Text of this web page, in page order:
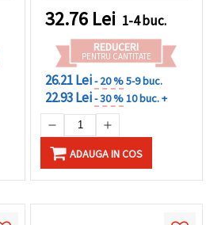
amigurumi & proiecte
decorative DIY
32.76 Lei 1-4 buc.
REDUCERI
PENTRU CANTITATE
26.21 Lei- 20 %5-9 buc.
22.93 Lei- 30 %10 buc. +
ADAUGA IN COS